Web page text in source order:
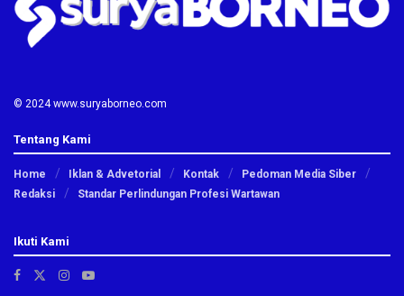
© 2024 www.suryaborneo.com
Tentang Kami
Home Iklan & Advetorial Kontak
Pedoman Media Siber
Redaksi
Standar Perlindungan Profesi Wartawan
Ikuti Kami